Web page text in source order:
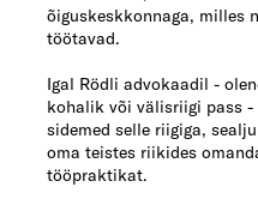
õiguskeskkonnaga, milles
töötavad.
Igal Rödli advokaadil -
kohalik või välisriigi pass
sidemed selle riigiga,
oma teistes riikides
tööpraktikat.